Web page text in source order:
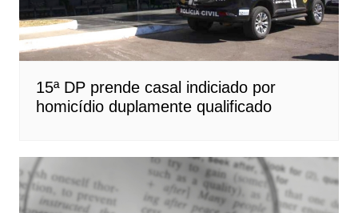
15ª DP prende casal indiciado por
homicídio duplamente qualificado